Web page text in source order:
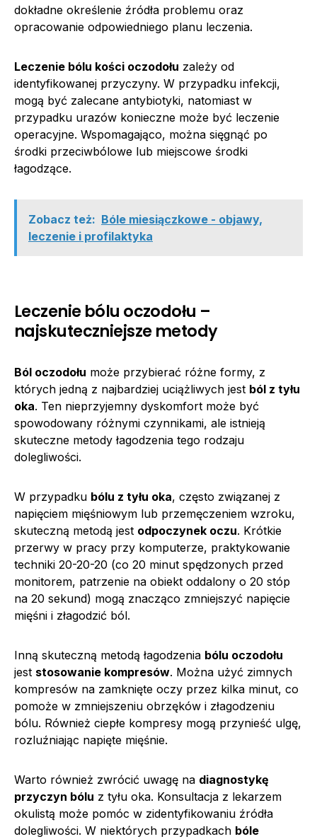
dokładne określenie źródła problemu oraz
opracowanie odpowiedniego planu leczenia.
Leczenie bólu kości oczodołu zależy od
identyfikowanej przyczyny. W przypadku infekcji,
mogą być zalecane antybiotyki, natomiast w
przypadku urazów konieczne może być leczenie
operacyjne. Wspomagająco, można sięgnąć po
środki przeciwbólowe lub miejscowe środki
łagodzące.
Zobacz też: Bóle miesiączkowe - objawy,
leczenie i profilaktyka
Leczenie bólu oczodołu –
najskuteczniejsze metody
Ból oczodołu może przybierać różne formy, z
których jedną z najbardziej uciążliwych jest ból z tyłu
oka. Ten nieprzyjemny dyskomfort może być
spowodowany różnymi czynnikami, ale istnieją
skuteczne metody łagodzenia tego rodzaju
dolegliwości.
W przypadku bólu z tyłu oka, często związanej z
napięciem mięśniowym lub przemęczeniem wzroku,
skuteczną metodą jest odpoczynek oczu. Krótkie
przerwy w pracy przy komputerze, praktykowanie
techniki 20-20-20 (co 20 minut spędzonych przed
monitorem, patrzenie na obiekt oddalony o 20 stóp
na 20 sekund) mogą znacząco zmniejszyć napięcie
mięśni i złagodzić ból.
Inną skuteczną metodą łagodzenia bólu oczodołu
jest stosowanie kompresów. Można użyć zimnych
kompresów na zamknięte oczy przez kilka minut, co
pomoże w zmniejszeniu obrzęków i złagodzeniu
bólu. Również ciepłe kompresy mogą przynieść ulgę,
rozluźniając napięte mięśnie.
Warto również zwrócić uwagę na diagnostykę
przyczyn bólu z tyłu oka. Konsultacja z lekarzem
okulistą może pomóc w zidentyfikowaniu źródła
dolegliwości. W niektórych przypadkach bóle